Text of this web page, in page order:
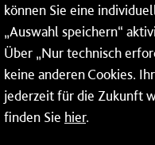
RMV oder von
ausschließlich
meinRad.
können Sie eine
„Auswahl speichern“
Über „Nur technisch
keine anderen Cookies.
jederzeit für die Zukunft
finden Sie hier.